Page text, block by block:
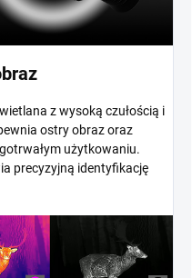
z wysoką czułością i
ostry obraz oraz
użytkowaniu.
precyzyjną identyfikację